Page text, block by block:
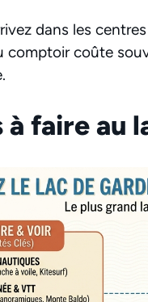
dans les
comptoir coûte
faire au